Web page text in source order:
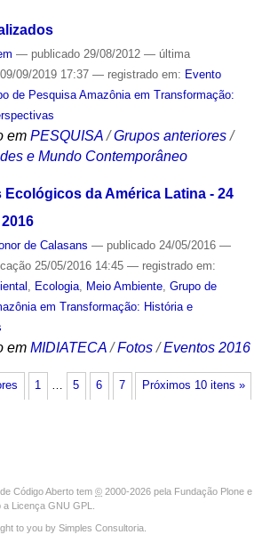
— publicado29/08/2012 — última
09/2019 17:37 — registrado em: Evento
de Pesquisa Amazônia em Transformação:
em PESQUISA /Grupos anteriores /
e Mundo Contemporâneo
Ecológicos da América Latina - 24
de Calasans — publicado24/05/2016 —
25/05/2016 14:45 — registrado em:
, Ecologia, Meio Ambiente, Grupo de
em Transformação: História e
em MIDIATECA /Fotos /Eventos 2016
Próximos 10 itens »
1 … 5 6 7
Código Aberto tem © 2000-2026 pela Fundação Plone e
a Licença GNU GPL
to you by Simples Consultoria